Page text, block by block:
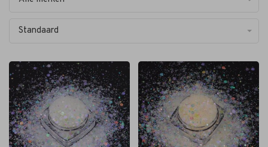
Standaard